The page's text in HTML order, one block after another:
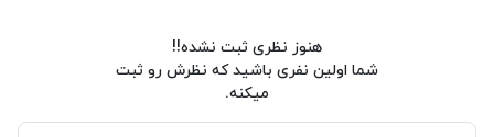
هنوز نظری ثبت نشده!!
شما اولین نفری باشید که نظرش رو ثبت
میکنه.